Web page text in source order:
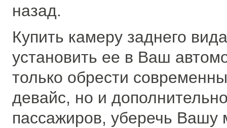
назад.
Купить камеру заднего
установить ее в Ваш
только обрести
девайс, но и
пассажиров, уберечь Вашу